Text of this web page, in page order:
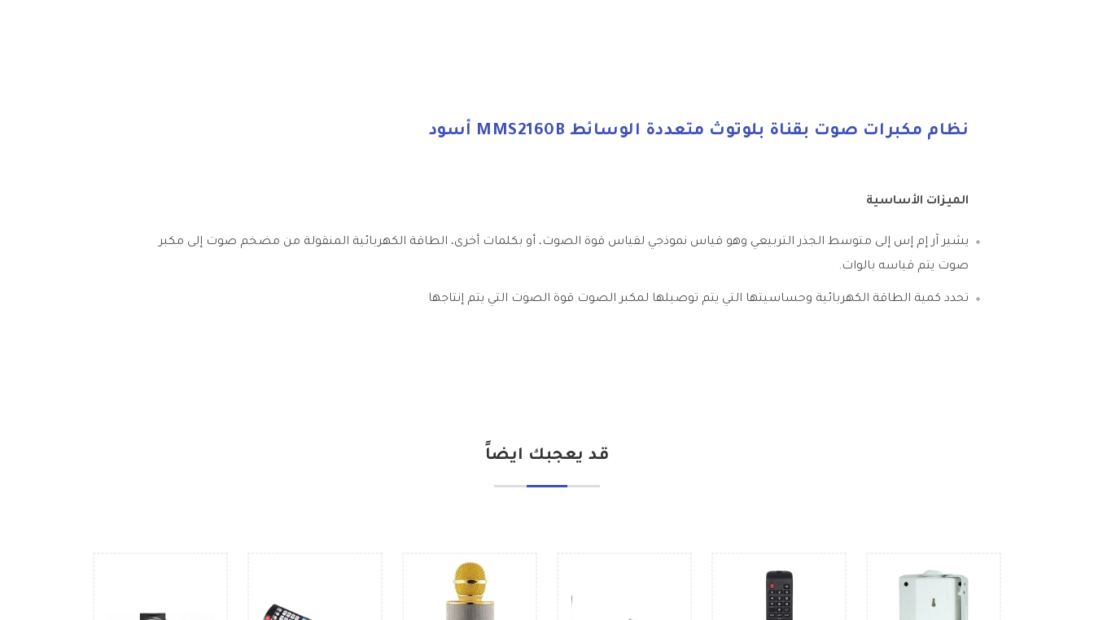
نظام مكبرات صوت بقناة بلوتوث متعددة الوسائط MMS2160B أسود
الميزات الأساسية
يشير آر إم إس إلى متوسط الجذر التربيعي وهو قياس نموذجي لقياس قوة الصوت، أو بكلمات أخرى، الطاقة الكهربائية المنقولة من مضخم صوت إلى مكبر
صوت يتم قياسه بالوات.
تحدد كمية الطاقة الكهربائية وحساسيتها التي يتم توصيلها لمكبر الصوت قوة الصوت التي يتم إنتاجها
قد يعجبك ايضاً